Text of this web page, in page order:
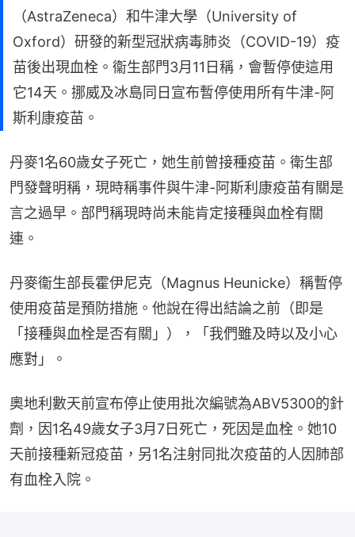
（AstraZeneca）和牛津大學（University of
Oxford）研發的新型冠狀病毒肺炎（COVID-19）疫
苗後出現血栓。衞生部門3月11日稱，會暫停使這用
它14天。挪威及冰島同日宣布暫停使用所有牛津-阿
斯利康疫苗。
丹麥1名60歲女子死亡，她生前曾接種疫苗。衛生部
門發聲明稱，現時稱事件與牛津-阿斯利康疫苗有關是
言之過早。部門稱現時尚未能肯定接種與血栓有關
連。
丹麥衞生部長霍伊尼克（Magnus Heunicke）稱暫停
使用疫苗是預防措施。他說在得出結論之前（即是
「接種與血栓是否有關」），「我們雖及時以及小心
應對」。
奧地利數天前宣布停止使用批次編號為ABV5300的針
劑，因1名49歲女子3月7日死亡，死因是血栓。她10
天前接種新冠疫苗，另1名注射同批次疫苗的人因肺部
有血栓入院。